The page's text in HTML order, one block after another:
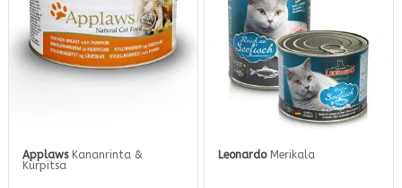
ApplawsKananrinta &
Kurpitsa
LeonardoMerikala